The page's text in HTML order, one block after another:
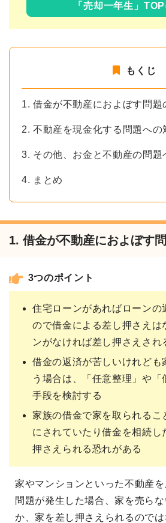
「売却一年生」
もくじ
1. 借金が不動産におよぼす問題
2. 不動産を現金化する問題への
3. その他、お金と不動産の問題
4. まとめ
1. 借金が不動産におよぼす
3つのポイント
住宅ローンがあればローンの
ので借金による差し押さえは
ンがなければ差し押さえされ
借金の返済が苦しいけれども
う場合は、「任意整理」や「
手段を検討する
家族の借金で家を取られるこ
にされていたり借金を相続し
押さえられる恐れがある
家やマンションといった不動産
問題が発生した場合、家を売ら
か、家を差し押さえられるので